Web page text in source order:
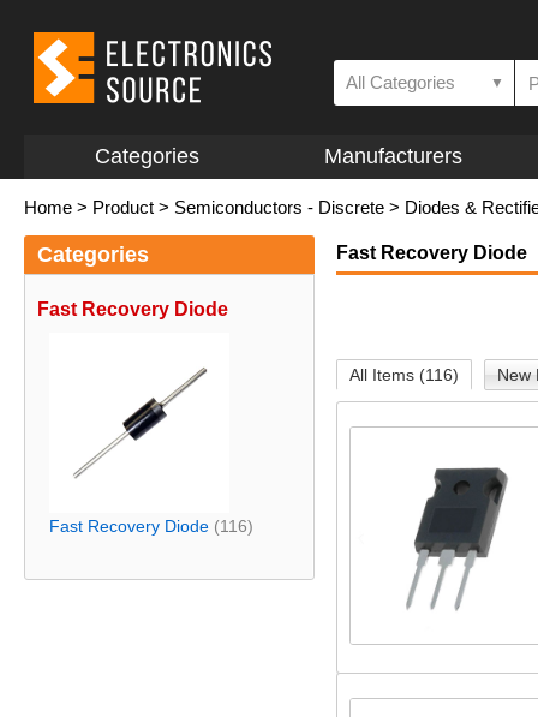
All Categories ▼
Categories Manufacturers
Home > Product > Semiconductors - Discrete > Diodes &
Categories
Fast Recovery Diode
Fast Recovery Diode (116)
Fast Recovery Diode
All Items (116) New